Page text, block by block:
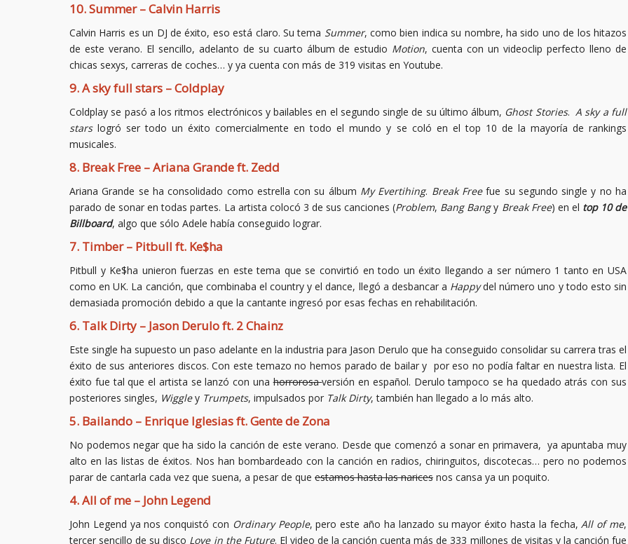
10. Summer – Calvin Harris
Calvin Harris es un DJ de éxito, eso está claro. Su tema Summer, como bien indica su nombre, ha sido uno de los hitazos
de este verano. El sencillo, adelanto de su cuarto álbum de estudio Motion, cuenta con un videoclip perfecto lleno de
chicas sexys, carreras de coches… y ya cuenta con más de 319 visitas en Youtube.
9. A sky full stars – Coldplay
Coldplay se pasó a los ritmos electrónicos y bailables en el segundo single de su último álbum, Ghost Stories.A sky a full
starslogró ser todo un éxito comercialmente en todo el mundo y se coló en el top 10 de la mayoría de rankings
musicales.
8. Break Free – Ariana Grande ft. Zedd
Ariana Grande se ha consolidado como estrella con su álbum My Evertihing. Break Freefue su segundo single y no ha
parado de sonar en todas partes. La artista colocó 3 de sus canciones (Problem, Bang Bangy Break Free) en el top 10 de
Billboard, algo que sólo Adele había conseguido lograr.
7. Timber – Pitbull ft. Ke$ha
Pitbull y Ke$ha unieron fuerzas en este tema que se convirtió en todo un éxito llegando a ser número 1 tanto en USA
como en UK. La canción, que combinaba el country y el dance, llegó a desbancar a Happydel número uno y todo esto sin
demasiada promoción debido a que la cantante ingresó por esas fechas en rehabilitación.
6. Talk Dirty – Jason Derulo ft. 2 Chainz
Este single ha supuesto un paso adelante en la industria para Jason Derulo que ha conseguido consolidar su carrera tras el
éxito de sus anteriores discos. Con este temazo no hemos parado de bailar y por eso no podía faltar en nuestra lista. El
éxito fue tal que el artista se lanzó con unahorrorosaversión en español. Derulo tampoco se ha quedado atrás con sus
posteriores singles, Wiggley Trumpets, impulsados por Talk Dirty, también han llegado a lo más alto.
5. Bailando – Enrique Iglesias ft. Gente de Zona
No podemos negar que ha sido la canción de este verano. Desde que comenzó a sonar en primavera, ya apuntaba muy
alto en las listas de éxitos. Nos han bombardeado con la canción en radios, chiringuitos, discotecas… pero no podemos
parar de cantarla cada vez que suena, a pesar de que estamos hasta las narices nos cansa ya un poquito.
4. All of me – John Legend
John Legend ya nos conquistó con Ordinary People, pero este año ha lanzado su mayor éxito hasta la fecha,All of me,
tercer sencillo de su disco Love in the Future. El video de la canción cuenta más de 333 millones de visitas y la canción fue